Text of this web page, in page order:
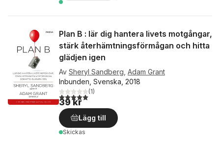
Plan B : lär dig hantera livets motgångar,
stärk återhämtningsförmågan och hitta
glädjen igen
Av Sheryl Sandberg Adam Grant
Inbunden, Svenska, 2018
5,0utav 5 stjärnor. Totalt antal röster:
(1)
39 kr
Lägg till
Skickas